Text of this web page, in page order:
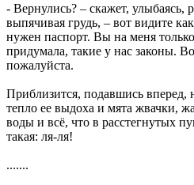
- Вернулись? – скажет, улыбаясь,
выпячивая грудь, – вот видите
нужен паспорт. Вы на меня
придумала, такие у нас законы.
пожалуйста.
Приблизится, подавшись вперед,
тепло ее выдоха и мята жвачки,
воды и всё, что в расстегнутых
такая: ля-ля!
.......